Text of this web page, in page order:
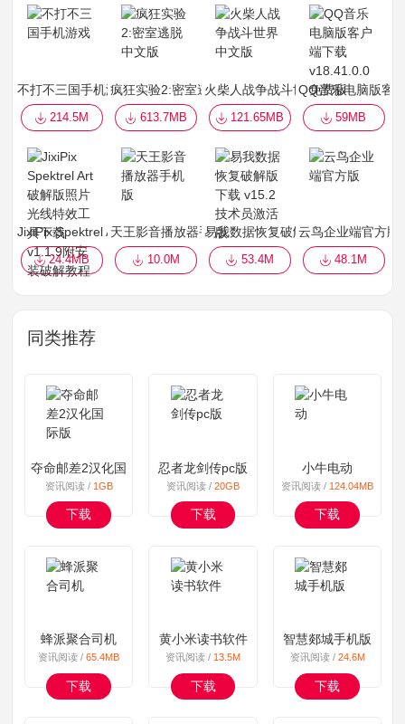
不打不三国手机游戏
214.5M
疯狂实验2:密室逃脱 中文版
613.7MB
火柴人战争战斗世界中文版
121.65MB
QQ音乐电脑版客
59MB
JixiPix Spektrel Art破解版照片光线特效工具下载 v1.1.9附安装破解教
24.4MB
天王影音播放器手机版
10.0M
易我数据恢复破解版下载 v15.2技
53.4M
云鸟企业端官方版
48.1M
同类推荐
夺命邮差2汉化国际版
资讯阅读 / 1GB
下载
忍者龙剑传pc版
资讯阅读 /20GB
下载
小牛电动
资讯阅读 / 124.04MB
下载
蜂派聚合司机
资讯阅读 / 65.4MB
下载
黄小米读书软件
资讯阅读 / 13.5M
下载
智慧郯城手机版
资讯阅读 / 24.6M
下载